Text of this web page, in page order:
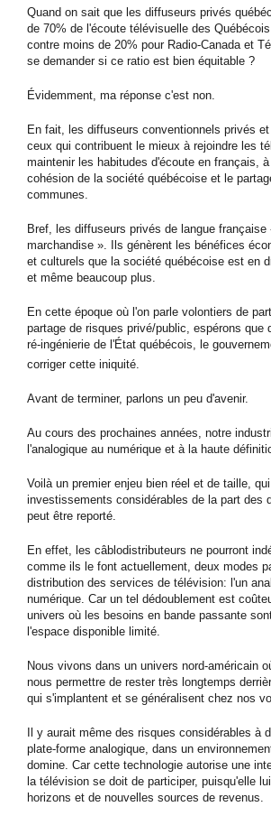
Quand on sait que les diffuseurs privés
de 70% de l'écoute télévisuelle des
contre moins de 20% pour Radio-Canada et
se demander si ce ratio est bien équitable ?
Évidemment, ma réponse c'est non.
En fait, les diffuseurs conventionnels privés
ceux qui contribuent le mieux à rejoindre les
maintenir les habitudes d'écoute en français,
cohésion de la société québécoise et le
communes.
Bref, les diffuseurs privés de langue française
marchandise ». Ils génèrent les bénéfices
et culturels que la société québécoise est en
et même beaucoup plus.
En cette époque où l'on parle volontiers de
partage de risques privé/public, espérons que
ré-ingénierie de l'État québécois, le
corriger cette iniquité.
Avant de terminer, parlons un peu d'avenir.
Au cours des prochaines années, notre
l'analogique au numérique et à la haute
Voilà un premier enjeu bien réel et de taille,
investissements considérables de la part des
peut être reporté.
En effet, les câblodistributeurs ne pourront
comme ils le font actuellement, deux modes
distribution des services de télévision: l'un
numérique. Car un tel dédoublement est
univers où les besoins en bande passante
l'espace disponible limité.
Nous vivons dans un univers nord-américain
nous permettre de rester très longtemps
qui s'implantent et se généralisent chez nos
Il y aurait même des risques considérables à
plate-forme analogique, dans un
domine. Car cette technologie autorise une
la télévision se doit de participer, puisqu'elle
horizons et de nouvelles sources de revenus.